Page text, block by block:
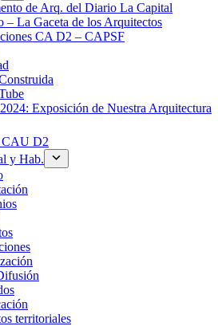
de Arq. del Diario La Capital
– La Gaceta de los Arquitectos
CA D2 – CAPSF
Exposición de Nuestra Arquitectura
CAU D2
y Hab.
territoriales